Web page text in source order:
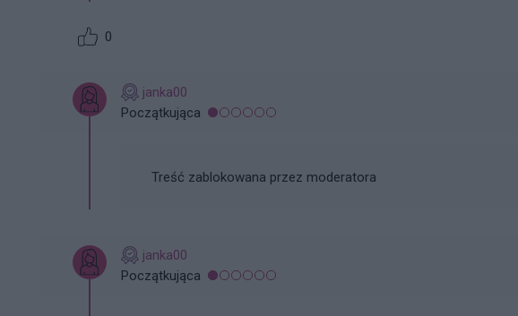
0
janka00
Początkująca
Treść zablokowana przez moderatora
janka00
Początkująca